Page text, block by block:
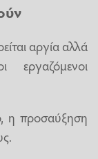
αργία αλλά
εργαζόμενοι
η προσαύξηση